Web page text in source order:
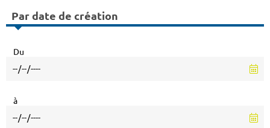
Par date de création
Du
à